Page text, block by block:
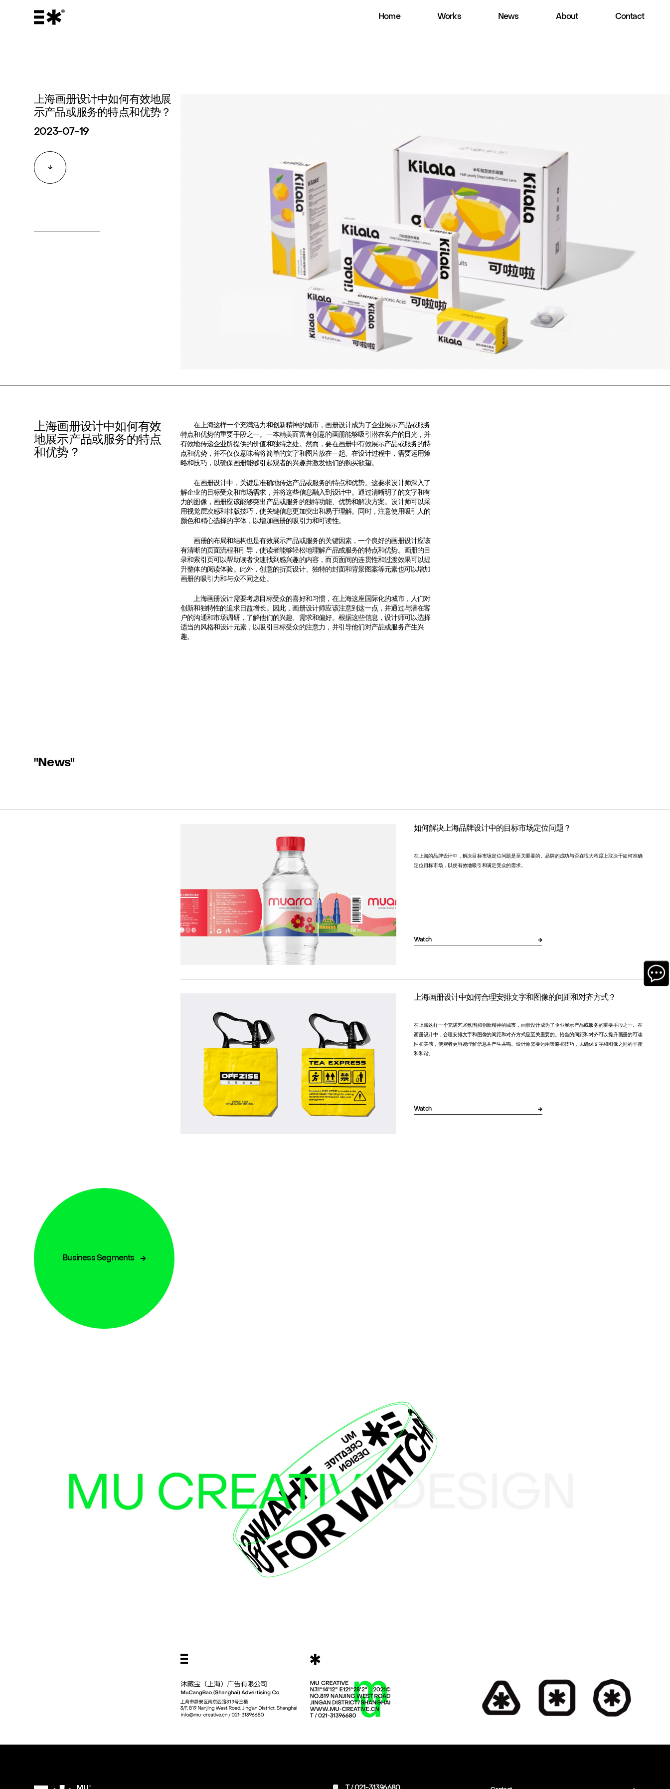
Home Works News About Contact
上海画册设计中如何有效地展
示产品或服务的特点和优势？
2023-07-19
上海画册设计中如何有效
地展示产品或服务的特点
和优势？
在上海这样一个充满活力和创新精神的城市，画册设计成为了企业展示产品或服务
特点和优势的重要手段之一。一本精美而富有创意的画册能够吸引潜在客户的目光，并
有效地传递企业所提供的价值和独特之处。然而，要在画册中有效展示产品或服务的特
点和优势，并不仅仅意味着将简单的文字和图片放在一起。在设计过程中，需要运用策
略和技巧，以确保画册能够引起观者的兴趣并激发他们的购买欲望。
在画册设计中，关键是准确地传达产品或服务的特点和优势。这要求设计师深入了
解企业的目标受众和市场需求，并将这些信息融入到设计中。通过清晰明了的文字和有
力的图像，画册应该能够突出产品或服务的独特功能、优势和解决方案。设计师可以采
用视觉层次感和排版技巧，使关键信息更加突出和易于理解。同时，注意使用吸引人的
颜色和精心选择的字体，以增加画册的吸引力和可读性。
画册的布局和结构也是有效展示产品或服务的关键因素，一个良好的画册设计应该
有清晰的页面流程和引导，使读者能够轻松地理解产品或服务的特点和优势。画册的目
录和索引页可以帮助读者快速找到感兴趣的内容，而页面间的连贯性和过渡效果可以提
升整体的阅读体验。此外，创意的折页设计、独特的封面和背景图案等元素也可以增加
画册的吸引力和与众不同之处。
上海画册设计需要考虑目标受众的喜好和习惯，在上海这座国际化的城市，人们对
创新和独特性的追求日益增长。因此，画册设计师应该注意到这一点，并通过与潜在客
户的沟通和市场调研，了解他们的兴趣、需求和偏好。根据这些信息，设计师可以选择
适当的风格和设计元素，以吸引目标受众的注意力，并引导他们对产品或服务产生兴
趣。
"News"
如何解决上海品牌设计中的目标市场定位问题？
在上海的品牌设计中，解决目标市场定位问题是至关重要的。品牌的成功与否在很大程度上取决于如何准确
定位目标市场，以便有效地吸引和满足受众的需求。
Watch
上海画册设计中如何合理安排文字和图像的间距和对齐方式？
在上海这样一个充满艺术氛围和创新精神的城市，画册设计成为了企业展示产品或服务的重要手段之一。在
画册设计中，合理安排文字和图像的间距和对齐方式是至关重要的。恰当的间距和对齐可以提升画册的可读
性和美感，使观者更容易理解信息并产生共鸣。设计师需要运用策略和技巧，以确保文字和图像之间的平衡
和和谐。
Watch
Business Segments